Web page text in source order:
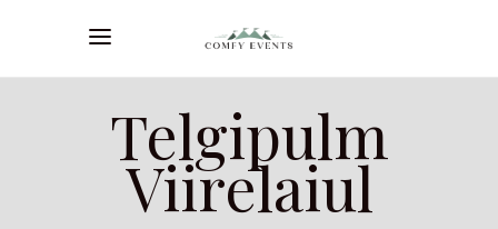
Telgipulm
Viirelaiul